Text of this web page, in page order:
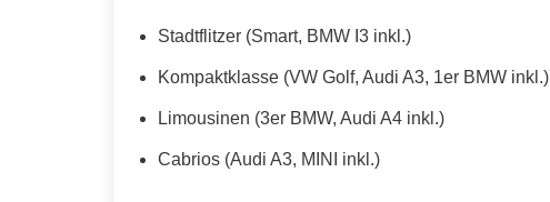
Stadtflitzer (Smart, BMW I3 inkl.)
Kompaktklasse (VW Golf, Audi A3, 1er BMW inkl.)
Limousinen (3er BMW, Audi A4 inkl.)
Cabrios (Audi A3, MINI inkl.)